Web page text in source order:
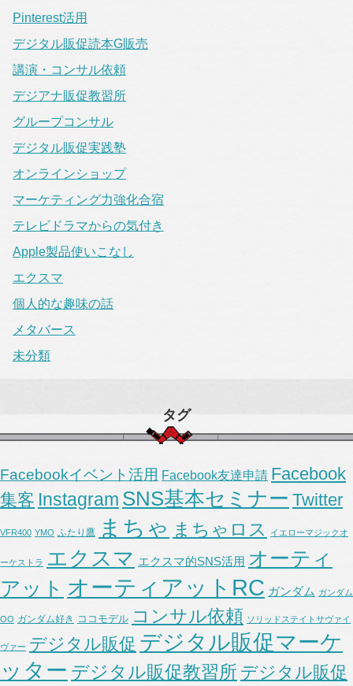
Pinterest活用
デジタル販促読本G販売
講演・コンサル依頼
デジアナ販促教習所
グループコンサル
デジタル販促実践塾
オンラインショップ
マーケティング力強化合宿
テレビドラマからの気付き
Apple製品使いこなし
エクスマ
個人的な趣味の話
メタバース
未分類
タグ
Facebookイベント活用 Facebook友達申請 Facebook
集客 Instagram SNS基本セミナー Twitter
VFR400 YMO ふたり鷹 まちゃ まちゃロス イエローマジックオ
ーケストラ エクスマ エクスマ的SNS活用 オーティ
アット オーティアットRC ガンダム ガンダム
OO ガンダム好き ココモデル コンサル依頼 ソリッドステイトサヴァイ
ヴァー デジタル販促 デジタル販促マーケ
ッター デジタル販促教習所 デジタル販促